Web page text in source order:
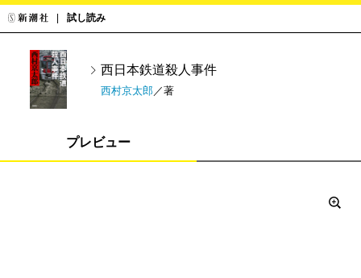
試し読み
西日本鉄道殺人事件
西村京太郎 ／著
プレビュー